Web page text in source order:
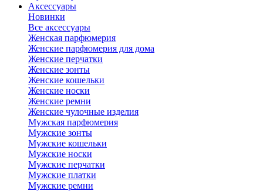
Аксессуары
Новинки
Все аксессуары
Женская парфюмерия
Женские парфюмерия для дома
Женские перчатки
Женские зонты
Женские кошельки
Женские носки
Женские ремни
Женские чулочные изделия
Мужская парфюмерия
Мужские зонты
Мужские кошельки
Мужские носки
Мужские перчатки
Мужские платки
Мужские ремни